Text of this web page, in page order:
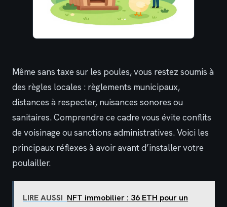
Même sans taxe sur les poules, vous restez soumis à
des règles locales : règlements municipaux,
distances à respecter, nuisances sonores ou
sanitaires. Comprendre ce cadre vous évite conflits
de voisinage ou sanctions administratives. Voici les
principaux réflexes à avoir avant d’installer votre
poulailler.
LIRE AUSSI NFT immobilier : 36 ETH pour un